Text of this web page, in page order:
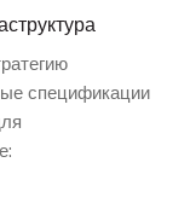
спецификации